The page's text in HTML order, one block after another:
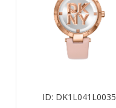
ID: DK1L041L0035